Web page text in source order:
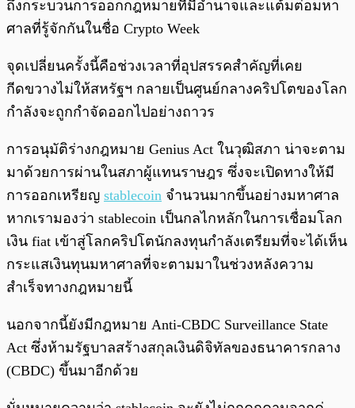
ถึงกระบวนการออกกฎหมายที่มีอำนาจและแต้มต่อมหา
ศาลที่รู้จักกันในชื่อ Crypto Week
จุดเปลี่ยนครั้งนี้คือช่วงเวลาที่อุปสรรคสำคัญที่เคย
กีดขวางไม่ให้สหรัฐฯ กลายเป็นศูนย์กลางคริปโตของโลก
กำลังจะถูกกำจัดออกไปอย่างถาวร
การอนุมัติร่างกฎหมาย Genius Act ในวุฒิสภา น่าจะตาม
มาด้วยการผ่านในสภาผู้แทนราษฎร ซึ่งจะเปิดทางให้มี
การออกเหรียญ stablecoin จำนวนมากขึ้นอย่างมหาศาล
หากเรามองว่า stablecoin เป็นกลไกหลักในการเชื่อมโลก
เงิน fiat เข้าสู่โลกคริปโตนักลงทุนกำลังเตรียมที่จะได้เห็น
กระแสเงินทุนมหาศาลที่จะตามมาในช่วงหลังความ
สำเร็จทางกฎหมายนี้
นอกจากนี้ยังมีกฎหมาย Anti-CBDC Surveillance State
Act ซึ่งห้ามรัฐบาลสร้างสกุลเงินดิจิทัลของธนาคารกลาง
(CBDC) ขึ้นมาอีกด้วย